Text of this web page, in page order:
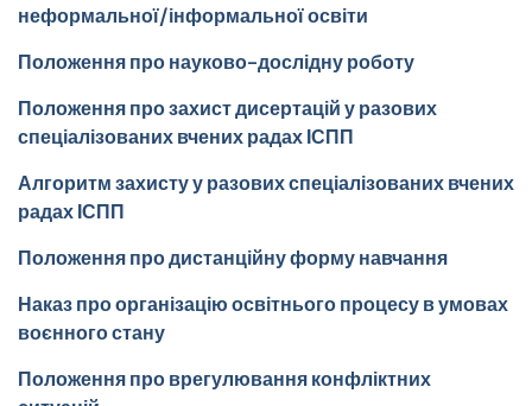
неформальної/інформальної освіти
Положення про науково-дослідну роботу
Положення про захист дисертацій у разових
спеціалізованих вчених радах ІСПП
Алгоритм захисту у разових спеціалізованих вчених
радах ІСПП
Положення про дистанційну форму навчання
Наказ про організацію освітнього процесу в умовах
воєнного стану
Положення про врегулювання конфліктних